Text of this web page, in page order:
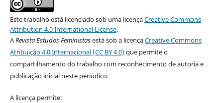
Este trabalho está licenciado sob uma licençaCreative Commons
Attribution 4.0 International License.
ARevista Estudos Feministasestá sob a licençaCreative Commons
Atribuição 4.0 Internacional (CC BY 4.0) que permite o
compartilhamento do trabalho com reconhecimento de autoria e
publicação inicial neste periódico.
A licença permite: